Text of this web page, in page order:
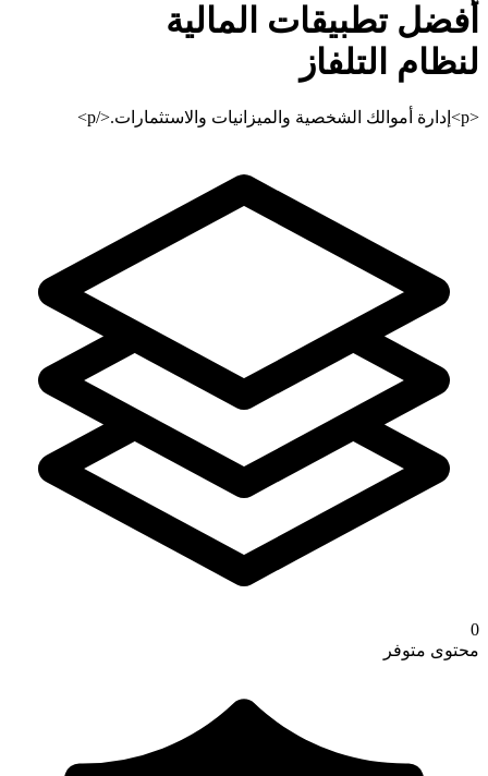
أفضل تطبيقات المالية
لنظام التلفاز
<p>إدارة أموالك الشخصية والميزانيات والاستثمارات.</p>
0
محتوى متوفر